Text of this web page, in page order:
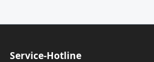
Service-Hotline